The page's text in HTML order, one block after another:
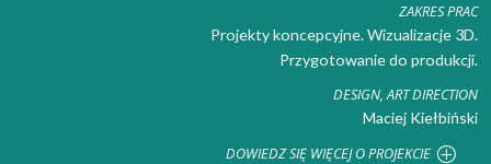
ZAKRES PRAC
Projekty koncepcyjne. Wizualizacje 3D.
Przygotowanie do produkcji.
DESIGN, ART DIRECTION
Maciej Kiełbiński
DOWIEDZ SIĘ WIĘCEJ O PROJEKCIE